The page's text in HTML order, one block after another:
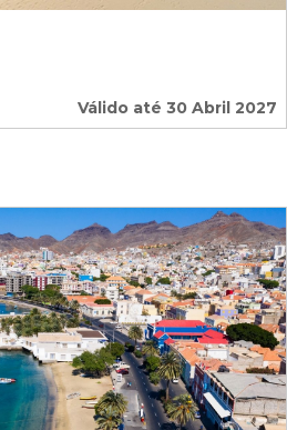
Válido até 30 Abril 2027